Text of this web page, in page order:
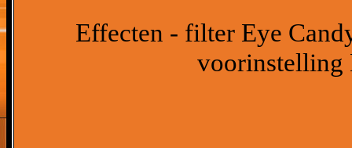
Effecten - filter Eye
voorinstelling